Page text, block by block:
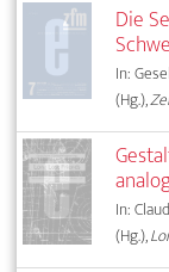
Die
In:
(Hg.),
In:
(Hg.),